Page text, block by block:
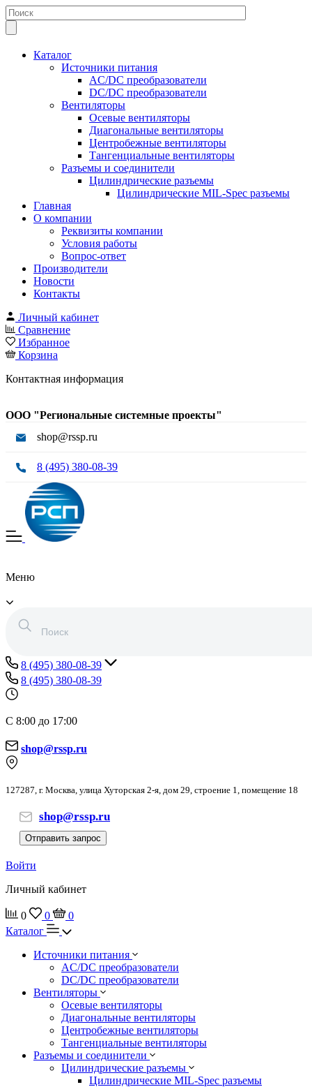
Каталог
Источники питания
AC/DC преобразователи
DC/DC преобразователи
Вентиляторы
Осевые вентиляторы
Диагональные вентиляторы
Центробежные вентиляторы
Тангенциальные вентиляторы
Разъемы и соединители
Цилиндрические разъемы
Цилиндрические MIL-Spec разъемы
Главная
О компании
Реквизиты компании
Условия работы
Вопрос-ответ
Производители
Новости
Контакты
Личный кабинет
Сравнение
Избранное
Корзина
Контактная информация
ООО "Региональные системные проекты"
shop@rssp.ru
8 (495) 380-08-39
Меню
8 (495) 380-08-39
8 (495) 380-08-39
С 8:00 до 17:00
shop@rssp.ru
127287, г. Москва, улица Хуторская 2-я, дом 29, строение 1, помещение 18
shop@rssp.ru
Отправить запрос
Войти
Личный кабинет
0 0
0
Каталог
Источники питания
AC/DC преобразователи
DC/DC преобразователи
Вентиляторы
Осевые вентиляторы
Диагональные вентиляторы
Центробежные вентиляторы
Тангенциальные вентиляторы
Разъемы и соединители
Цилиндрические разъемы
Цилиндрические MIL-Spec разъемы